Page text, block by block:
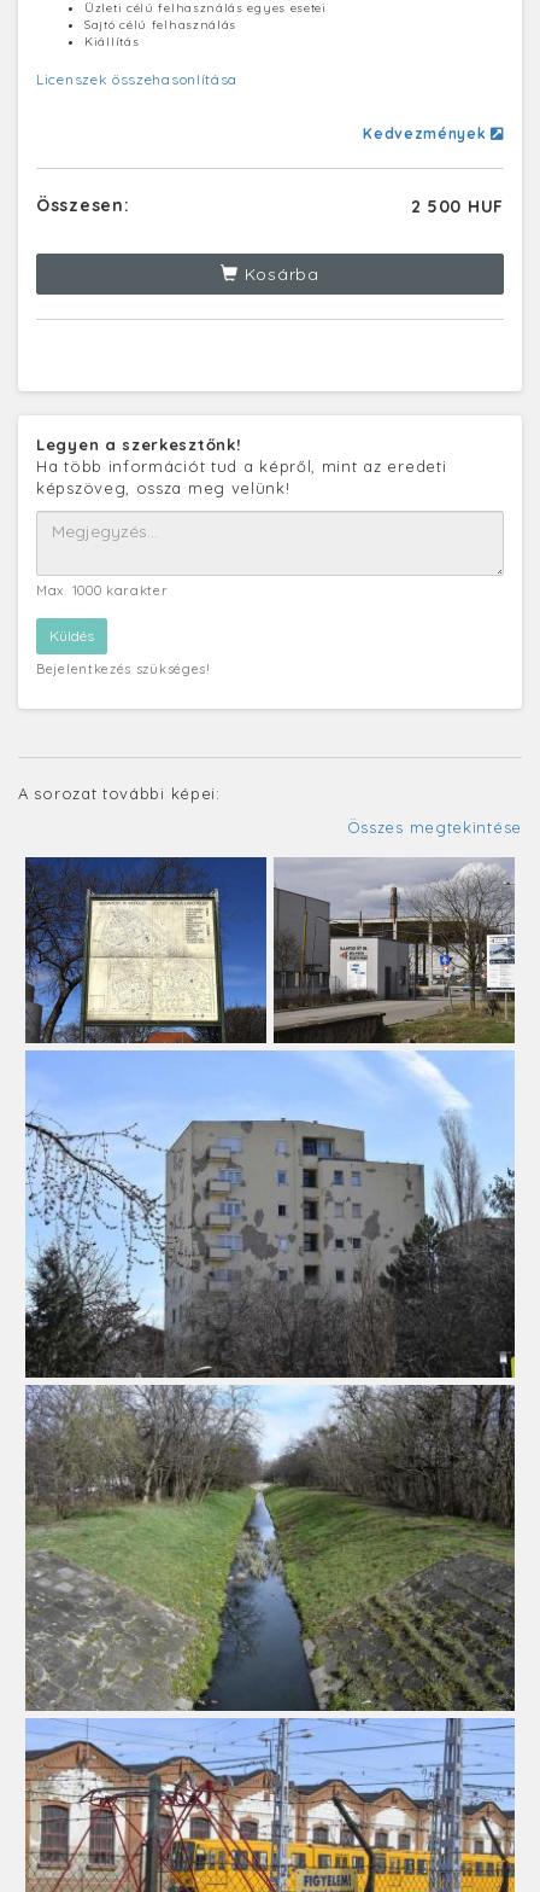
Üzleti célú felhasználás egyes esetei
Sajtó célú felhasználás
Kiállítás
Licenszek összehasonlítása
Kedvezmények
Összesen: 2 500 HUF
Kosárba
Legyen a szerkesztőnk!
Ha több információt tud a képről, mint az eredeti
képszöveg, ossza meg velünk!
Max. 1000 karakter
Bejelentkezés szükséges!
A sorozat további képei:
Összes megtekintése